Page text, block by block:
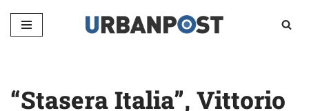
Vai
“Stasera Italia”, Vittorio